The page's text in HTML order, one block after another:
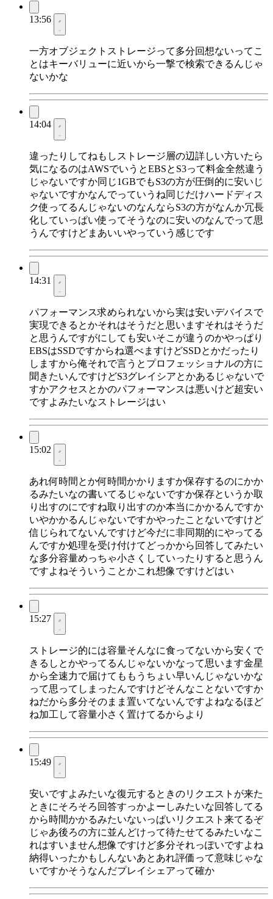
13:56
一方オブジェクトストレージって多分回想ないってこ
とはキーバリューに近いから一撃で検索できるんじゃ
ないかな
14:04
違ったりしてねもしストレージ層の辺詳しい方いたら
気になるのはAWSでいうとEBSとS3って料金全然違う
じゃないですか同じ1GBでもS3の方が圧倒的に安いじ
ゃないですかなんでっていうね同じだけハードディス
ク使ってるんじゃないのなんならS3の方がなんか冗長
化していっぱい使ってそうなのに安いのなんでって思
うんですけどまあいいやっていう感じです
14:31
パフォーマンス求められないから実は安いデバイスで
実現できるとかそれはそうだと思いますそれはそうだ
と思うんですがにしても安いそこが違うのかやっぱり
EBSはSSDですからね選べますけどSSDとかだったり
しますから俺それで言うとプロフェッショナルの方に
聞きたいんですけどS3グレイシアとかあるじゃないで
すかアクセスとかのパフォーマンスは悪いけど超安い
ですよみたいなストレージはい
15:02
あれ何時間とか何時間かかりますか保存するのにかか
るみたいなの書いてるじゃないですか保存というか取
り出すのにですね取り出すのか本当にかかるんですか
いやかかるんじゃないですかやったことないですけど
信じられてないんですけど今だに非同期的にやってる
んですか処理を受け付けてどっかから回答してみたい
な多分容量めっちゃ小さくしていったりすると思うん
ですよねそういうことかこれ想像ですけどはい
15:27
ストレージ的には容量そんなに食ってないから安くで
きるしとかやってるんじゃないかなって思います金星
から全速力で届けてももうちょい早いんじゃないかな
って思ってしまったんですけどそんなことないですか
ねだから多分そのまま置いてないんですよねなるほど
ね加工して容量小さく置けてるからより
15:49
安いですよみたいな復元するときのリクエストが来た
ときにそろそろ回答すっかよーしみたいな回答してる
から時間かかるみたいないっぱいリクエスト来てるぞ
じゃあ後ろの方に並んどけって待たせてるみたいなこ
れはすいません想像ですけど多分それっぽいですよね
納得いったかもしんないあとあれ評価って意味じゃな
いですかそうなんだプレイシェアって確か